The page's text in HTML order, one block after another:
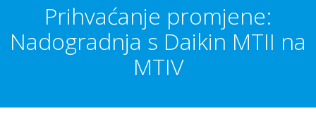
Prihvaćanje promjene:
Nadogradnja s Daikin MTII na
MTIV